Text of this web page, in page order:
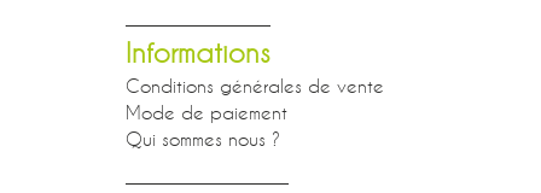
Informations
Conditions générales de vente
Mode de paiement
Qui sommes nous ?